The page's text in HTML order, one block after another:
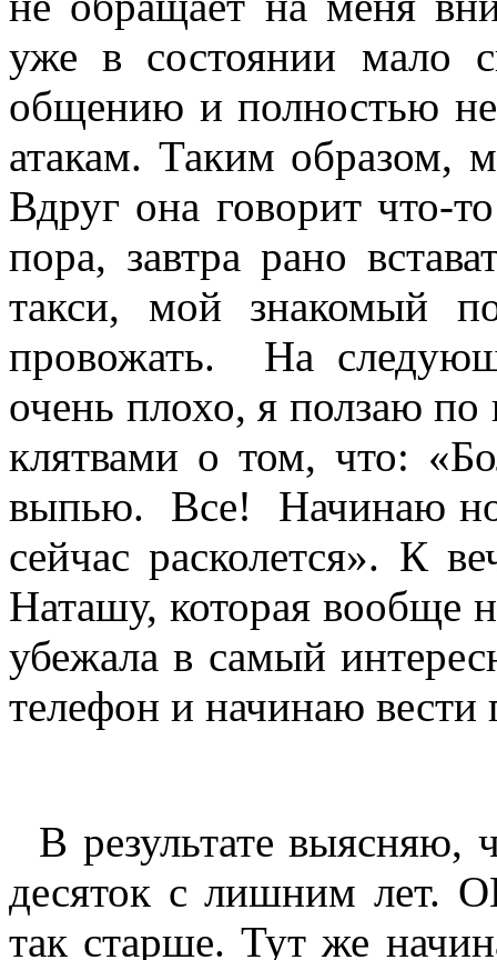
уже в состоянии мало
общению и полностью
атакам. Таким образом,
Вдруг она говорит что-
пора, завтра рано
такси, мой знакомый
провожать. На
очень плохо, я ползаю
клятвами о том, что:
выпью. Все! Начинаю
сейчас расколется». К
Наташу, которая вообще
убежала в самый
телефон и начинаю вести
В результате выясняю,
десяток с лишним лет.
так старше. Тут же